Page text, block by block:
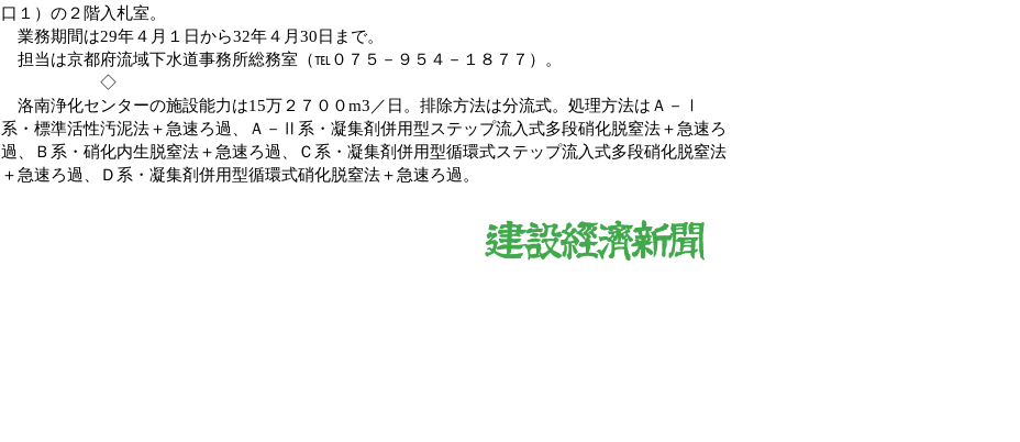
口１）の２階入札室。
業務期間は29年４月１日から32年４月30日まで。
担当は京都府流域下水道事務所総務室（℡０７５－９５４－１８７７）。
◇
洛南浄化センターの施設能力は15万２７００m3／日。排除方法は分流式。処理方法はＡ－Ⅰ
系・標準活性汚泥法＋急速ろ過、Ａ－Ⅱ系・凝集剤併用型ステップ流入式多段硝化脱窒法＋急速ろ
過、Ｂ系・硝化内生脱窒法＋急速ろ過、Ｃ系・凝集剤併用型循環式ステップ流入式多段硝化脱窒法
＋急速ろ過、Ｄ系・凝集剤併用型循環式硝化脱窒法＋急速ろ過。